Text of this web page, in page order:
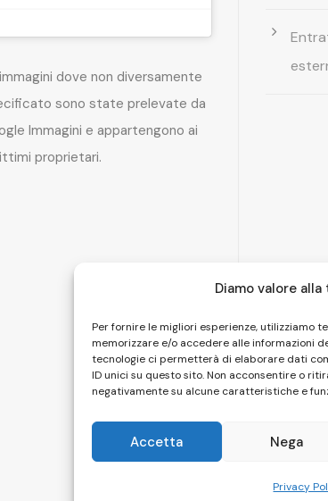
Diamo valore
Per fornire le migliori esperienze, utilizziamo
memorizzare e/o accedere alle informazioni
tecnologie ci permetterà di elaborare dati
ID unici su questo sito. Non acconsentire o
negativamente su alcune caratteristiche e
Accetta Nega
Privacy
dove non diversamente
sono state prelevate da
Immagini e appartengono ai
proprietari.